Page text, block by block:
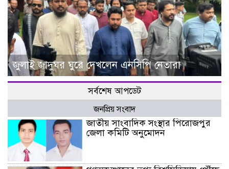
জুলাই জাদুঘর ঘুরে দেখলেন এনসিপি নেতারা
সর্বশেষ আপডেট
জনপ্রিয় সংবাদ
জাতীয় সাংবাদিক সংস্থার পিরোজপুর
জেলা কমিটি অনুমোদন